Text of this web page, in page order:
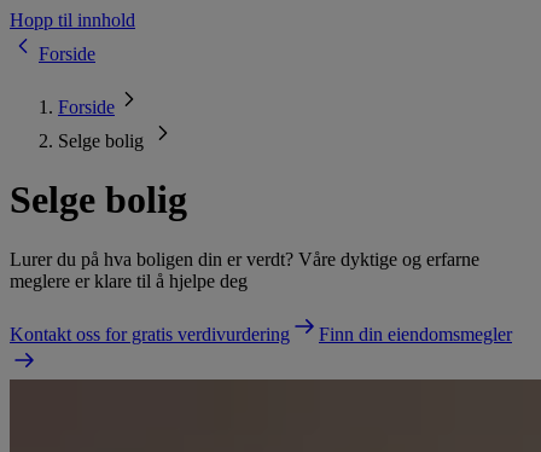
Hopp til innhold
Forside
Forside
Selge bolig
Selge bolig
Lurer du på hva boligen din er verdt? Våre dyktige og erfarne
meglere er klare til å hjelpe deg
Kontakt oss for gratis verdivurdering Finn din eiendomsmegler